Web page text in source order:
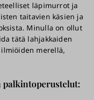
läpimurrot ja
taitavien käsien ja
Minulla on ollut
tätä lahjakkaiden
merellä,